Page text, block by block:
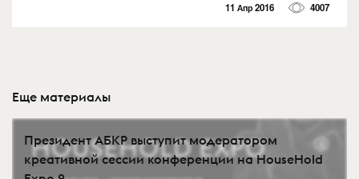
11 Апр 2016 4007
Еще материалы
Президент АБКР выступит модератором
креативной сессии конференции на HouseHold